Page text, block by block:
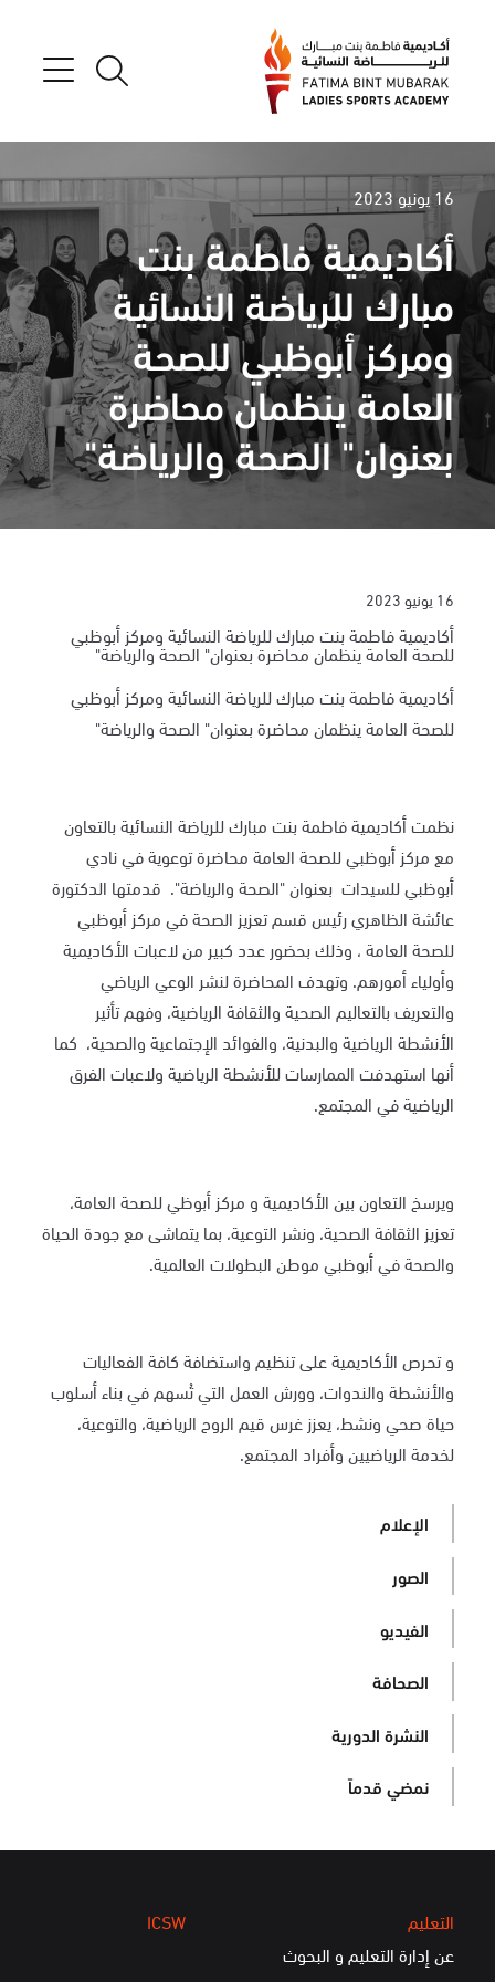
16 يونيو 2023
أكاديمية فاطمة بنت
مبارك للرياضة النسائية
ومركز أبوظبي للصحة
العامة ينظمان محاضرة
بعنوان" الصحة والرياضة"
16 يونيو 2023
أكاديمية فاطمة بنت مبارك للرياضة النسائية ومركز أبوظبي
للصحة العامة ينظمان محاضرة بعنوان" الصحة والرياضة"
أكاديمية فاطمة بنت مبارك للرياضة النسائية ومركز أبوظبي
للصحة العامة ينظمان محاضرة بعنوان" الصحة والرياضة"
نظمت أكاديمية فاطمة بنت مبارك للرياضة النسائية بالتعاون
مع مركز أبوظبي للصحة العامة محاضرة توعوية في نادي
أبوظبي للسيداتبعنوان"الصحة والرياضة". قدمتها الدكتورة
عائشة الظاهري رئيس قسم تعزيز الصحة في مركز أبوظبي
للصحة العامة ، وذلك بحضور عدد كبير من لاعبات الأكاديمية
وأولياء أمورهم. وتهدف المحاضرة لنشر الوعي الرياضي
والتعريف بالتعاليم الصحية والثقافة الرياضية، وفهم تأثير
الأنشطة الرياضية والبدنية، والفوائد الإجتماعية والصحية، كما
أنها استهدفت الممارسات للأنشطة الرياضية ولاعبات الفرق
الرياضية في المجتمع.
ويرسخ التعاون بين الأكاديمية و مركز أبوظي للصحة العامة،
تعزيز الثقافة الصحية، ونشر التوعية، بما يتماشى مع جودة الحياة
والصحة في أبوظبي موطن البطولات العالمية.
و تحرص الأكاديمية على تنظيم واستضافة كافة الفعاليات
والأنشطة والندوات، وورش العمل التي تُسهم في بناء أسلوب
حياة صحي ونشط، يعزز غرس قيم الروح الرياضية، والتوعية،
لخدمة الرياضيين وأفراد المجتمع.
الإعلام
الصور
الفيديو
الصحافة
النشرة الدورية
نمضي قدماً
التعليم
عن إدارة التعليم و البحوث
ICSW